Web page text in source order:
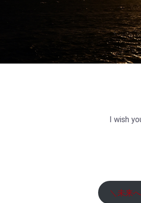
I wish
＼未来